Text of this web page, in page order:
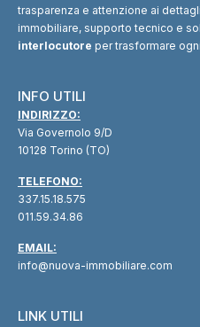
trasparenza e attenzione ai
immobiliare, supporto tecnico e
interlocutore per trasformare
INFO UTILI
INDIRIZZO:
Via Governolo 9/D
10128 Torino (TO)
TELEFONO:
337.15.18.575
011.59.34.86
EMAIL:
info@nuova-immobiliare.com
LINK UTILI